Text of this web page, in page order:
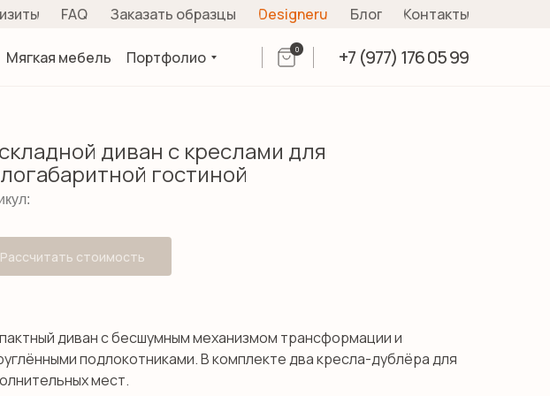
+7 (977) 176 05 99
FAQ Заказать образцы Designeru Блог Контакты
Мягкая мебель Портфолио 0
диван с креслами для
гостиной
Рассчитать стоимость
диван с бесшумным механизмом трансформации и
подлокотниками. В комплекте два кресла-дублёра для
мест.